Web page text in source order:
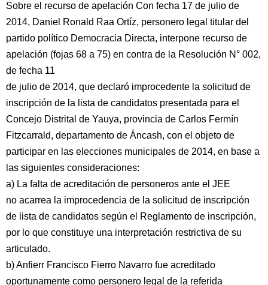
Sobre el recurso de apelación Con fecha 17 de julio de
2014, Daniel Ronald Raa Ortíz, personero legal titular del
partido político Democracia Directa, interpone recurso de
apelación (fojas 68 a 75) en contra de la Resolución N° 002,
de fecha 11
de julio de 2014, que declaró improcedente la solicitud de
inscripción de la lista de candidatos presentada para el
Concejo Distrital de Yauya, provincia de Carlos Fermín
Fitzcarrald, departamento de Áncash, con el objeto de
participar en las elecciones municipales de 2014, en base a
las siguientes consideraciones:
a) La falta de acreditación de personeros ante el JEE
no acarrea la improcedencia de la solicitud de inscripción
de lista de candidatos según el Reglamento de inscripción,
por lo que constituye una interpretación restrictiva de su
articulado.
b) Anfierr Francisco Fierro Navarro fue acreditado
oportunamente como personero legal de la referida